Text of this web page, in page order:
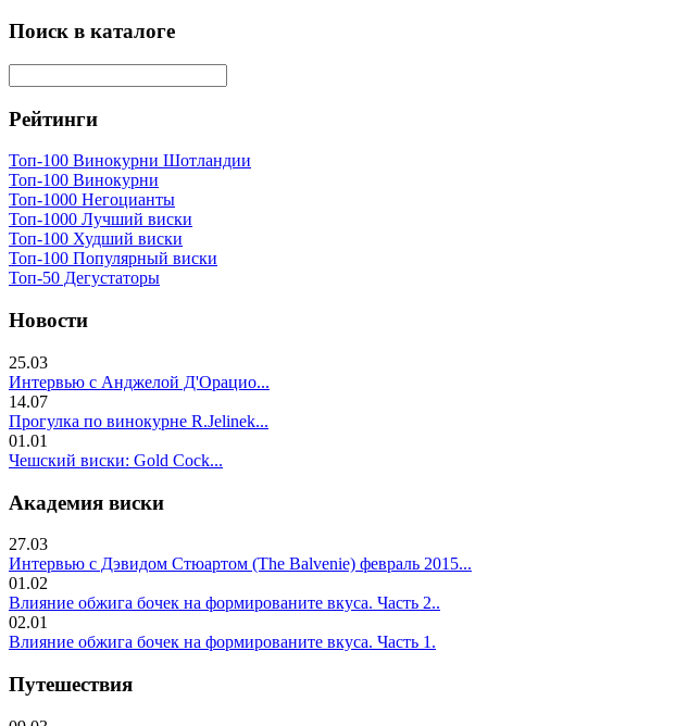
Поиск в каталоге
Рейтинги
Топ-100 Винокурни Шотландии
Топ-100 Винокурни
Топ-1000 Негоцианты
Топ-1000 Лучший виски
Топ-100 Худший виски
Топ-100 Популярный виски
Топ-50 Дегустаторы
Новости
25.03
Интервью с Анджелой Д'Орацио...
14.07
Прогулка по винокурне R.Jelinek...
01.01
Чешский виски: Gold Cock...
Академия виски
27.03
Интервью с Дэвидом Стюартом (The Balvenie) февраль 2015...
01.02
Влияние обжига бочек на формированите вкуса. Часть 2..
02.01
Влияние обжига бочек на формированите вкуса. Часть 1.
Путешествия